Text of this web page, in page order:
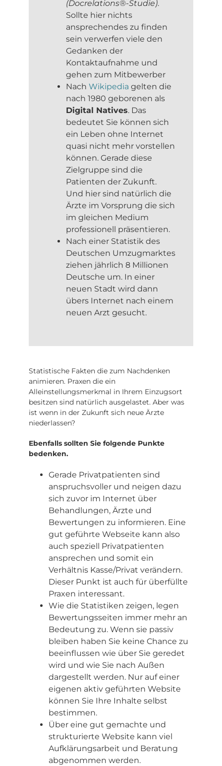
(Docrelations®-Studie).
Sollte hier nichts
ansprechendes zu finden
sein verwerfen viele den
Gedanken der
Kontaktaufnahme und
gehen zum Mitbewerber
NachWikipedia gelten die
nach 1980 geborenen als
Digital Natives. Das
bedeutet Sie können sich
ein Leben ohne Internet
quasi nicht mehr vorstellen
können. Gerade diese
Zielgruppe sind die
Patienten der Zukunft.
Und hier sind natürlich die
Ärzte im Vorsprung die sich
im gleichen Medium
professionell präsentieren.
Nach einer Statistik des
Deutschen Umzugmarktes
ziehen jährlich 8 Millionen
Deutsche um. In einer
neuen Stadt wird dann
übers Internet nach einem
neuen Arzt gesucht.
Statistische Fakten die zum Nachdenken
animieren. Praxen die ein
Alleinstellungsmerkmal in Ihrem Einzugsort
besitzen sind natürlich ausgelastet. Aber was
ist wenn in der Zukunft sich neue Ärzte
niederlassen?
Ebenfalls sollten Sie folgende Punkte
bedenken.
Gerade Privatpatienten sind
anspruchsvoller und neigen dazu
sich zuvor im Internet über
Behandlungen, Ärzte und
Bewertungen zu informieren. Eine
gut geführte Webseite kann also
auch speziell Privatpatienten
ansprechen und somit ein
Verhältnis Kasse/Privat verändern.
Dieser Punkt ist auch für überfüllte
Praxen interessant.
Wie die Statistiken zeigen, legen
Bewertungsseiten immer mehr an
Bedeutung zu. Wenn sie passiv
bleiben haben Sie keine Chance zu
beeinflussen wie über Sie geredet
wird und wie Sie nach Außen
dargestellt werden. Nur auf einer
eigenen aktiv geführten Website
können Sie Ihre Inhalte selbst
bestimmen.
Über eine gut gemachte und
strukturierte Website kann viel
Aufklärungsarbeit und Beratung
abgenommen werden.